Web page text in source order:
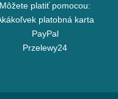
Môžete platiť pomocou:
platobná karta
PayPal
Przelewy24